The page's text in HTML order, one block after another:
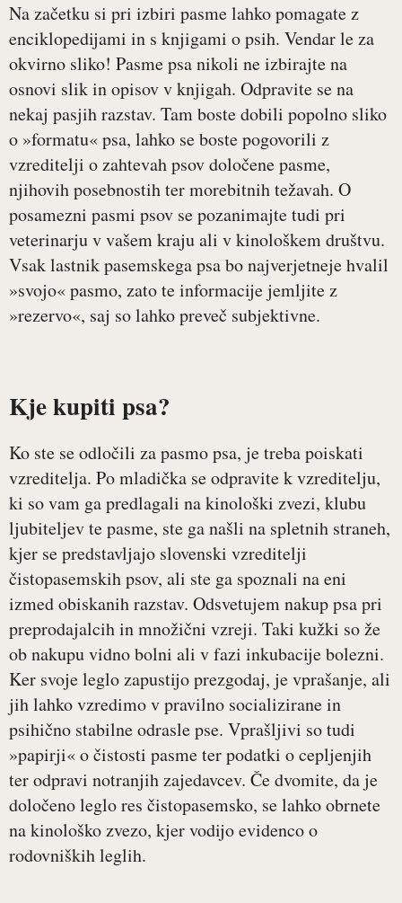
Na začetku si pri izbiri pasme lahko pomagate z
enciklopedijami in s knjigami o psih. Vendar le za
okvirno sliko! Pasme psa nikoli ne izbirajte na
osnovi slik in opisov v knjigah. Odpravite se na
nekaj pasjih razstav. Tam boste dobili popolno sliko
o »formatu« psa, lahko se boste pogovorili z
vzreditelji o zahtevah psov določene pasme,
njihovih posebnostih ter morebitnih težavah. O
posamezni pasmi psov se pozanimajte tudi pri
veterinarju v vašem kraju ali v kinološkem društvu.
Vsak lastnik pasemskega psa bo najverjetneje hvalil
»svojo« pasmo, zato te informacije jemljite z
»rezervo«, saj so lahko preveč subjektivne.
Kje kupiti psa?
Ko ste se odločili za pasmo psa, je treba poiskati
vzreditelja. Po mladička se odpravite k vzreditelju,
ki so vam ga predlagali na kinološki zvezi, klubu
ljubiteljev te pasme, ste ga našli na spletnih straneh,
kjer se predstavljajo slovenski vzreditelji
čistopasemskih psov, ali ste ga spoznali na eni
izmed obiskanih razstav. Odsvetujem nakup psa pri
preprodajalcih in množični vzreji. Taki kužki so že
ob nakupu vidno bolni ali v fazi inkubacije bolezni.
Ker svoje leglo zapustijo prezgodaj, je vprašanje, ali
jih lahko vzredimo v pravilno socializirane in
psihično stabilne odrasle pse. Vprašljivi so tudi
»papirji« o čistosti pasme ter podatki o cepljenjih
ter odpravi notranjih zajedavcev. Če dvomite, da je
določeno leglo res čistopasemsko, se lahko obrnete
na kinološko zvezo, kjer vodijo evidenco o
rodovniških leglih.